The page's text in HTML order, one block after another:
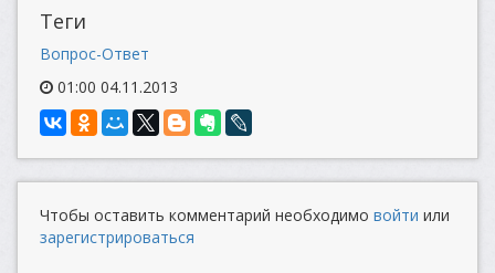
Теги
Вопрос-Ответ
01:00 04.11.2013
Чтобы оставить комментарий необходимо войти или
зарегистрироваться